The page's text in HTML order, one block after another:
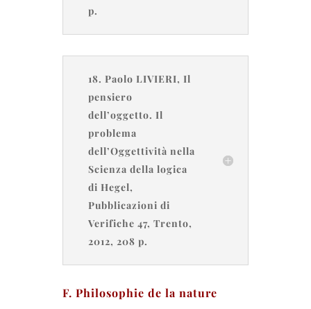
p.
18. Paolo LIVIERI, Il
pensiero
dell’oggetto. Il
problema
dell’Oggettività nella
Scienza della logica
di Hegel,
Pubblicazioni di
Verifiche 47, Trento,
2012, 208 p.
F. Philosophie de la nature